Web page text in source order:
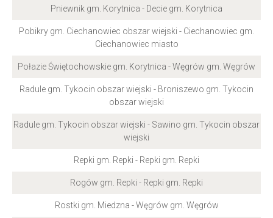
Pniewnik gm. Korytnica - Decie gm. Korytnica
Pobikry gm. Ciechanowiec obszar wiejski - Ciechanowiec gm.
Ciechanowiec miasto
Połazie Świętochowskie gm. Korytnica - Węgrów gm. Węgrów
Radule gm. Tykocin obszar wiejski - Broniszewo gm. Tykocin
obszar wiejski
Radule gm. Tykocin obszar wiejski - Sawino gm. Tykocin obszar
wiejski
Repki gm. Repki - Repki gm. Repki
Rogów gm. Repki - Repki gm. Repki
Rostki gm. Miedzna - Węgrów gm. Węgrów